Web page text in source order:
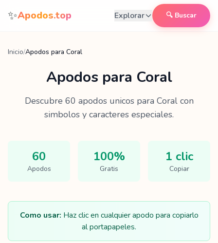
Saltar al contenido
✨Apodos.top Explorar 🔍 Buscar
Inicio/Apodos para Coral
Apodos para Coral
Descubre 60 apodos unicos para Coralcon
simbolos y caracteres especiales.
60
Apodos
100%
Gratis
1 clic
Copiar
Como usar: Haz clic en cualquier apodo para copiarlo
al portapapeles.